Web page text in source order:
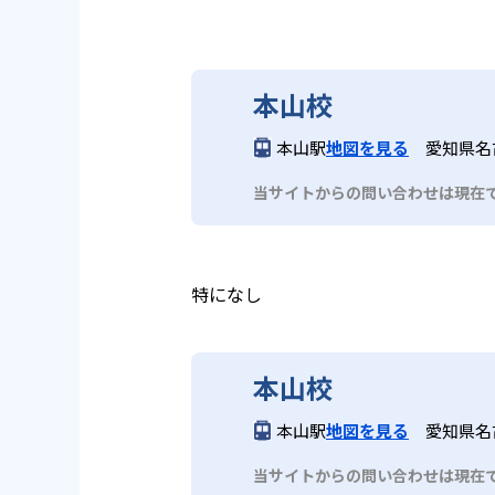
本山校
本山駅地図を見る 愛知県
当サイトからの問い合わせは現在
特になし
本山校
本山駅地図を見る 愛知県
当サイトからの問い合わせは現在